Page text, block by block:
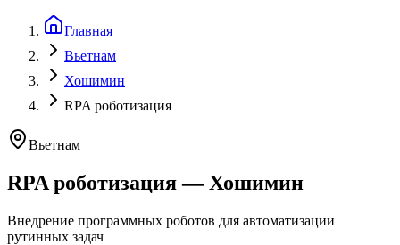
Главная
Вьетнам
Хошимин
RPA роботизация
Вьетнам
RPA роботизация — Хошимин
Внедрение программных роботов для автоматизации
рутинных задач